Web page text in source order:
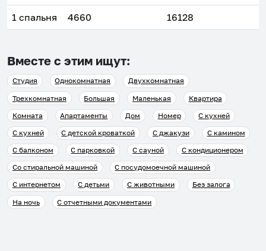
1 спальня 4660 16128
Вместе с этим ищут:
Студия Однокомнатная
Двухкомнатная
Трехкомнатная
Большая Маленькая
Квартира
Комната
Апартаменты Дом Номер
С кухней
С кухней
С детской кроваткой С джакузи
С камином
С балконом
С парковкой С сауной
С кондиционером
Со стиральной машиной
С посудомоечной машиной
С интернетом
С детьми С животными
Без залога
На ночь
С отчетными документами